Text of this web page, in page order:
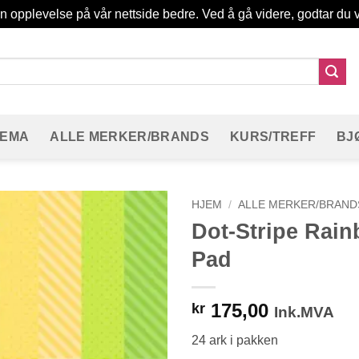
opplevelse på vår nettside bedre. Ved å gå videre, godtar du
ALLE MERKER/BRANDS KURS/TREFF
HJEM / ALLE MERKER/
Dot-Stripe
Pad
kr 175,00 Ink.MVA
24 ark i pakken